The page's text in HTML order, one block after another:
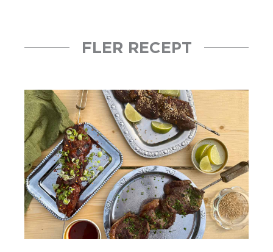
FLER RECEPT